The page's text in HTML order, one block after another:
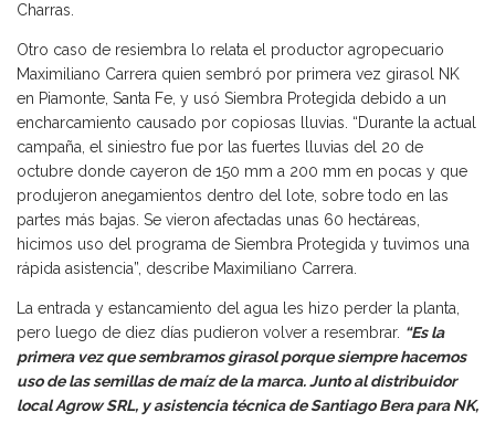
Charras.
Otro caso de resiembra lo relata el productor agropecuario
Maximiliano Carrera quien sembró por primera vez girasol NK
en Piamonte, Santa Fe, y usó Siembra Protegida debido a un
encharcamiento causado por copiosas lluvias. “Durante la actual
campaña, el siniestro fue por las fuertes lluvias del 20 de
octubre donde cayeron de 150 mm a 200 mm en pocas y que
produjeron anegamientos dentro del lote, sobre todo en las
partes más bajas. Se vieron afectadas unas 60 hectáreas,
hicimos uso del programa de Siembra Protegida y tuvimos una
rápida asistencia”, describe Maximiliano Carrera.
La entrada y estancamiento del agua les hizo perder la planta,
pero luego de diez días pudieron volver a resembrar. “Es la
primera vez que sembramos girasol porque siempre hacemos
uso de las semillas de maíz de la marca. Junto al distribuidor
local Agrow SRL, y asistencia técnica de Santiago Bera para NK,